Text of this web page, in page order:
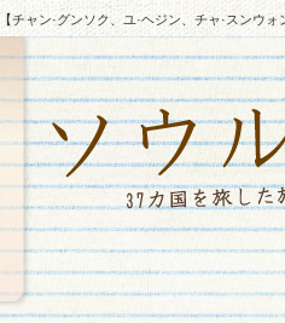
チャン·グンソク、ユ·ヘジン、チャ·スンウ